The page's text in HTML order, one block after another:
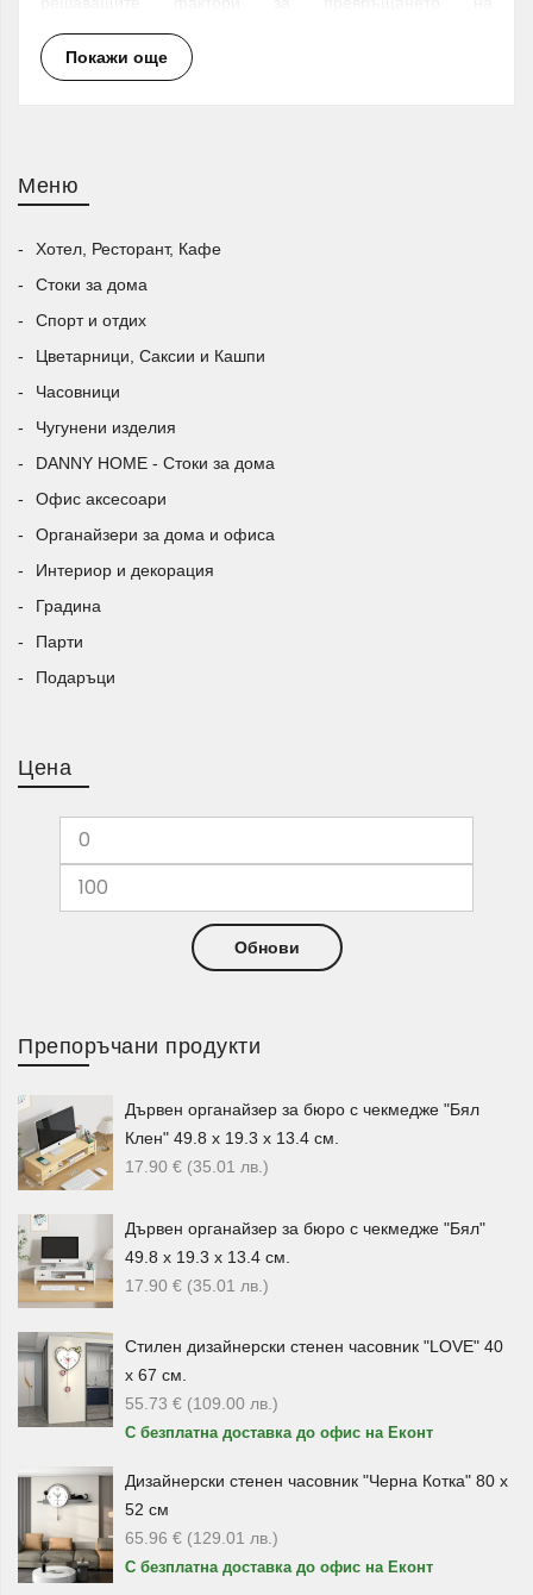
„неодушевената природа в жива“, играеща важна роля
за образуването на протеинови молекули - началото на
Покажи още
Меню
Хотел, Ресторант, Кафе
Стоки за дома
Спорт и отдих
Цветарници, Саксии и Кашпи
Часовници
Чугунени изделия
DANNY HOME - Стоки за дома
Офис аксесоари
Органайзери за дома и офиса
Интериор и декорация
Градина
Парти
Подаръци
Цена
Обнови
Препоръчани продукти
Дървен органайзер за бюро с чекмедже "Бял
Клен" 49.8 х 19.3 х 13.4 см.
17.90 € (35.01 лв. )
Дървен органайзер за бюро с чекмедже "Бял"
49.8 х 19.3 х 13.4 см.
17.90 € (35.01 лв. )
Стилен дизайнерски стенен часовник "LOVE" 40
х 67 см.
55.73 € (109.00 лв.)
С безплатна доставка до офис на Еконт
Дизайнерски стенен часовник "Черна Котка" 80 х
52 см
65.96 € (129.01 лв.)
С безплатна доставка до офис на Еконт